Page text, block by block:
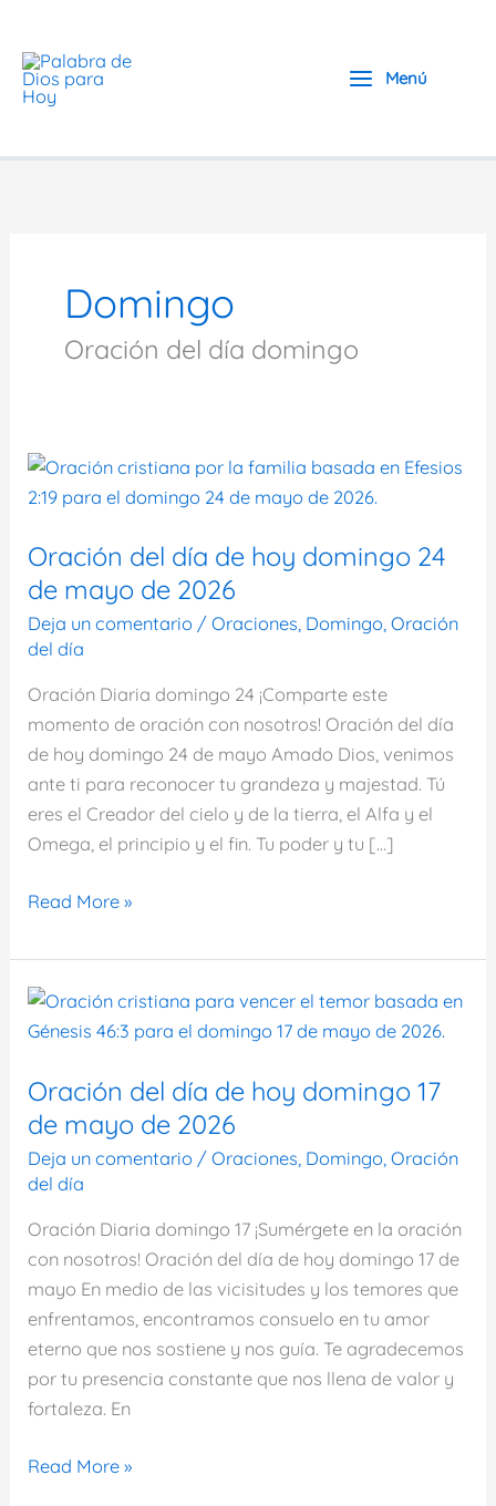
contenido
Menú
Domingo
Oración del día domingo
Oración del día de hoy domingo 24
de mayo de 2026
Deja un comentario /Oraciones, Domingo,Oración
del día
Oración Diaria domingo 24 ¡Comparte este
momento de oración con nosotros! Oración del día
de hoy domingo 24 de mayo Amado Dios, venimos
ante ti para reconocer tu grandeza y majestad. Tú
eres el Creador del cielo y de la tierra, el Alfa y el
Omega, el principio y el fin. Tu poder y tu […]
Oración
día
de
hoy
24
de
mayo
de
Read More »
Oración del día de hoy domingo 17
de mayo de 2026
Deja un comentario /Oraciones Domingo ,Oración
del día
Oración Diaria domingo 17 ¡Sumérgete en la oración
con nosotros! Oración del día de hoy domingo 17 de
mayo En medio de las vicisitudes y los temores que
enfrentamos, encontramos consuelo en tu amor
eterno que nos sostiene y nos guía. Te agradecemos
por tu presencia constante que nos llena de valor y
fortaleza. En
Oración
Read More »